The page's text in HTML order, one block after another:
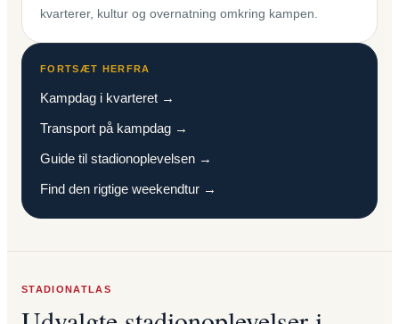
kvarterer, kultur og overnatning omkring kampen.
FORTSÆT HERFRA
Kampdag i kvarteret →
Transport på kampdag →
Guide til stadionoplevelsen →
Find den rigtige weekendtur →
STADIONATLAS